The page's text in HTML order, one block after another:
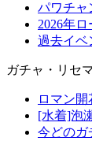
パワチャ
2026年
過去イベ
ガチャ・リセ
ロマン
[水着]泡
今どのガ